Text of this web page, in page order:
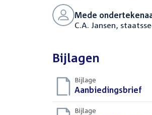
Mede
C.A. Jansen,
Bijlagen
Bijlage
Download
bestand:
Aanbiedingsbrief
Bijlage